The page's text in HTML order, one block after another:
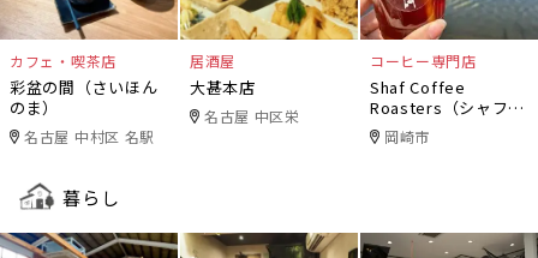
カフェ・喫茶店
彩盆の間（さいほん
のま）
名古屋 中村区 名駅
居酒屋
大甚本店
名古屋 中区栄
コーヒー専門店
Shaf Coffee
Roasters（シャフコ
ーヒーロースター
ズ）
岡崎市
暮らし